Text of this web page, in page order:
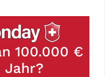
100.000 €
Jahr?